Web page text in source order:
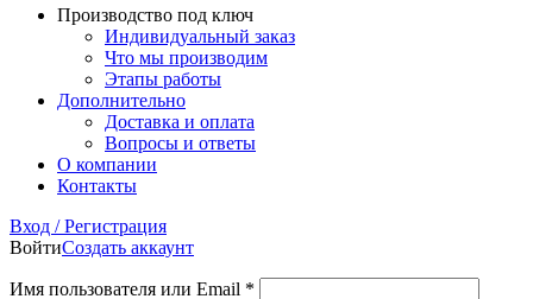
Производство под ключ
Индивидуальный заказ
Что мы производим
Этапы работы
Дополнительно
Доставка и оплата
Вопросы и ответы
О компании
Контакты
Вход / Регистрация
ВойтиСоздать аккаунт
Имя пользователя или Email *